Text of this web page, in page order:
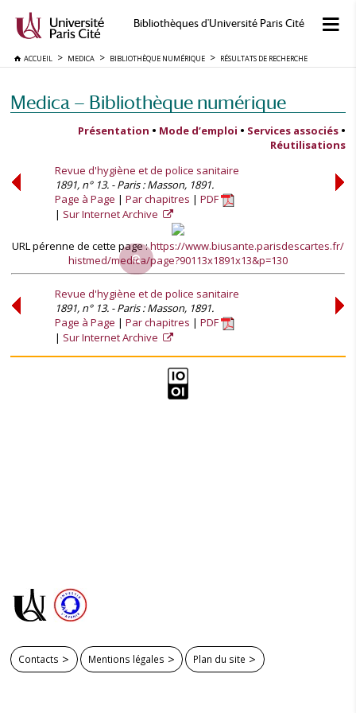
Bibliothèques d'Université Paris Cité
ACCUEIL MEDICA BIBLIOTHÈQUE NUMÉRIQUE RÉSULTATS DE RECHERCHE
Medica — Bibliothèque numérique
Présentation • Mode d’emploi • Services associés •
Réutilisations
Revue d'hygiène et de police sanitaire
1891, n° 13. - Paris : Masson, 1891.
Page à Page
Par chapitres
PDF
Sur Internet Archive
URL pérenne de cette page :https://www.biusante.parisdescartes.fr/
histmed/medica/page?90113x1891x13&p=130
Revue d'hygiène et de police sanitaire
1891, n° 13. - Paris : Masson, 1891.
Page à Page
Par chapitres
PDF
Sur Internet Archive
Contacts Mentions légales Plan du site